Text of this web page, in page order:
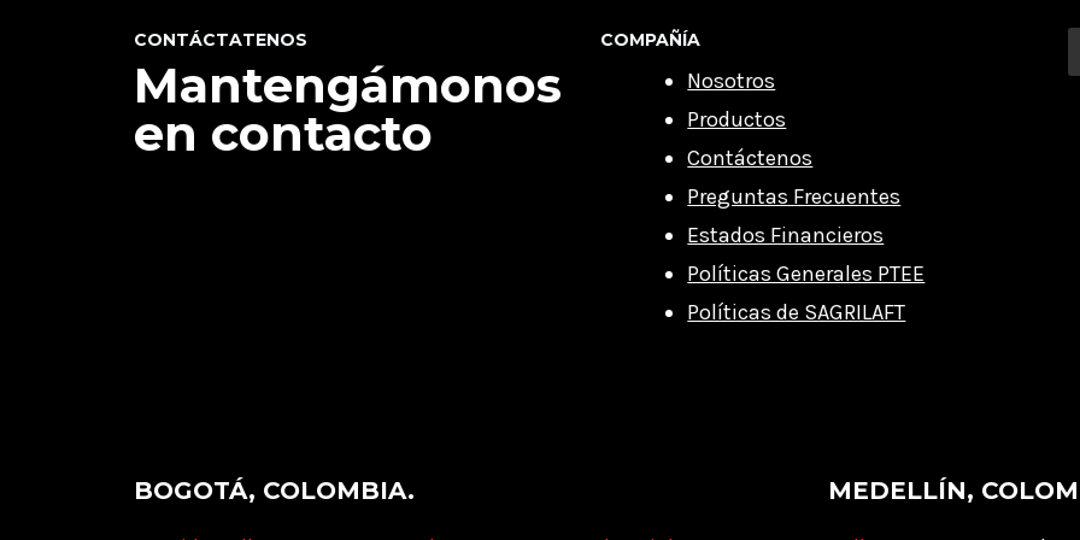
CONTÁCTATENOS
Mantengámonos
en contacto
COMPAÑÍA
Nosotros
Productos
Contáctenos
Preguntas Frecuentes
Estados Financieros
Políticas Generales PTEE
Políticas de SAGRILAFT
BOGOTÁ, COLOMBIA. MEDELLÍN,